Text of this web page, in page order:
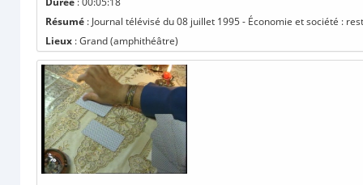
Résumé : Journal télévisé du 08 juillet 1995 - Économie et société :
Lieux : Grand (amphithéâtre)